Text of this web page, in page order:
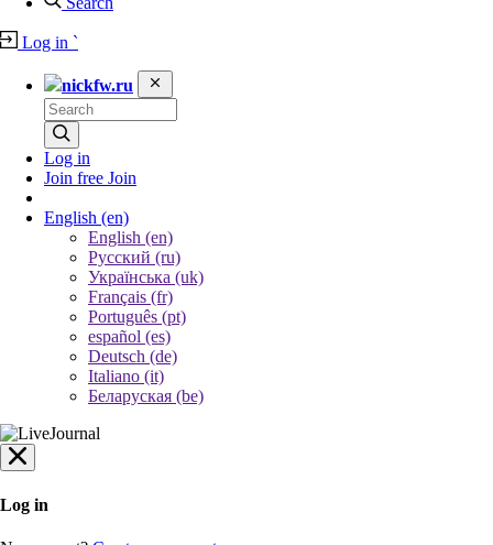
Log in `
nickfw.ru
Log in
Join free Join
English (en)
English (en)
Русский (ru)
Українська (uk)
Français (fr)
Português (pt)
español (es)
Deutsch (de)
Italiano (it)
Беларуская (be)
Log in